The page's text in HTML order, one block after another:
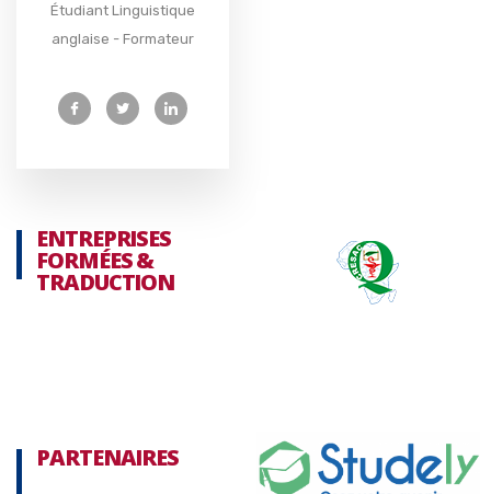
Étudiant Linguistique
anglaise - Formateur
ENTREPRISES
FORMÉES &
TRADUCTION
PARTENAIRES